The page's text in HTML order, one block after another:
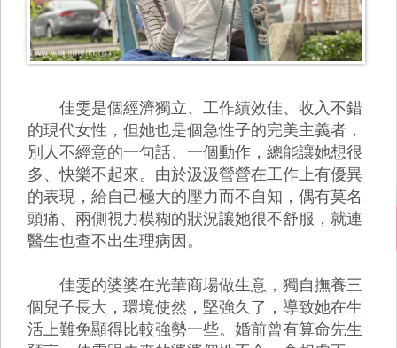
佳雯是個經濟獨立、工作績效佳、收入不錯
的現代女性，但她也是個急性子的完美主義者，
別人不經意的一句話、一個動作，總能讓她想很
多、快樂不起來。由於汲汲營營在工作上有優異
的表現，給自己極大的壓力而不自知，偶有莫名
頭痛、兩側視力模糊的狀況讓她很不舒服，就連
醫生也查不出生理病因。
佳雯的婆婆在光華商場做生意，獨自撫養三
個兒子長大，環境使然，堅強久了，導致她在生
活上難免顯得比較強勢一些。婚前曾有算命先生